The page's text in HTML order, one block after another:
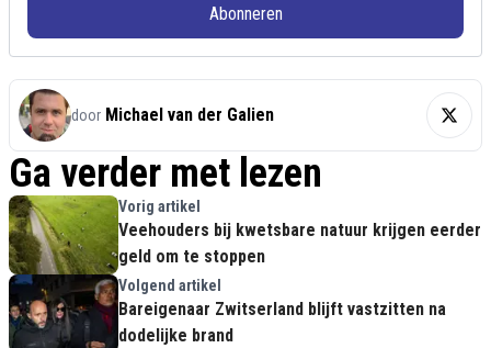
Abonneren
door Michael van der Galien
Ga verder met lezen
Vorig artikel
Veehouders bij kwetsbare natuur krijgen eerder
geld om te stoppen
Volgend artikel
Bareigenaar Zwitserland blijft vastzitten na
dodelijke brand